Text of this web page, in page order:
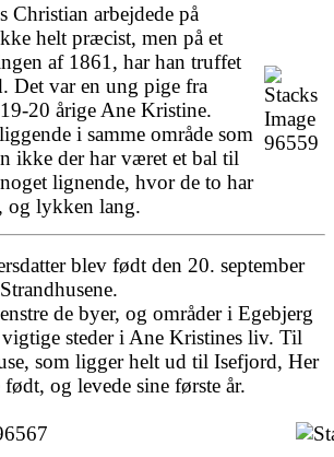
arbejdede på
helt præcist, men på et
af 1861, har han truffet
Det var en ung pige fra
20 årige Ane Kristine.
i samme område som
ikke der har været et bal til
lignende, hvor de to har
og lykken lang.
blev født den 20. september
de byer, og områder i Egebjerg
steder i Ane Kristines liv. Til
som ligger helt ud til Isefjord, Her
og levede sine første år.